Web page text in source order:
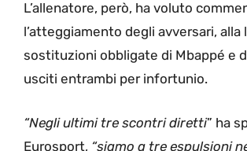
L’allenatore, però, ha voluto
l’atteggiamento degli avversari, alla
sostituzioni obbligate di Mbappé e
usciti entrambi per infortunio.
“Negli ultimi tre scontri diretti” ha
Eurosport, “siamo a tre espulsioni